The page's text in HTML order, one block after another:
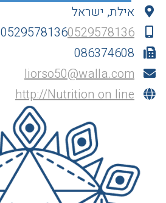
אילת, ישראל
05295781360529578136
086374608
liorso50@walla.com
http://Nutrition on line